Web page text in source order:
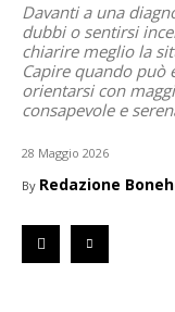
Davanti a una
dubbi o sentirsi
chiarire meglio la
Capire quando può
orientarsi con
consapevole e
28 Maggio 2026
By Redazione